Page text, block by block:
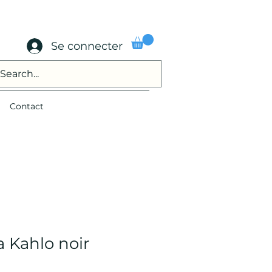
Se connecter
Contact
Kahlo noir